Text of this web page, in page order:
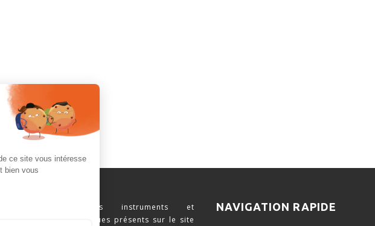
Naviguez parmi les instruments et
consommables scientifiques présents sur le site
NAVIGATION RAPIDE